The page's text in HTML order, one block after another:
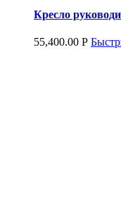
Кресло
55,400.00 Р